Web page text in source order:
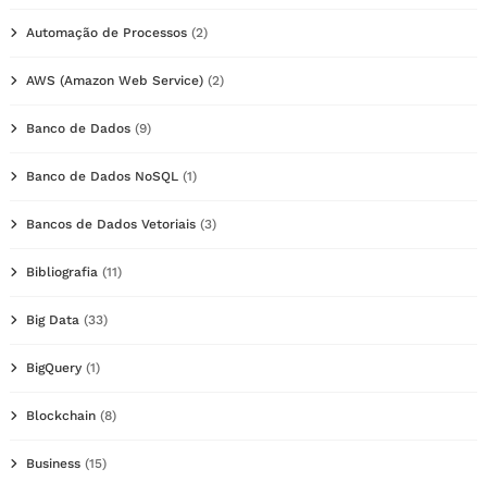
Automação de Processos (2)
AWS (Amazon Web Service) (2)
Banco de Dados (9)
Banco de Dados NoSQL (1)
Bancos de Dados Vetoriais (3)
Bibliografia (11)
Big Data (33)
BigQuery (1)
Blockchain (8)
Business (15)